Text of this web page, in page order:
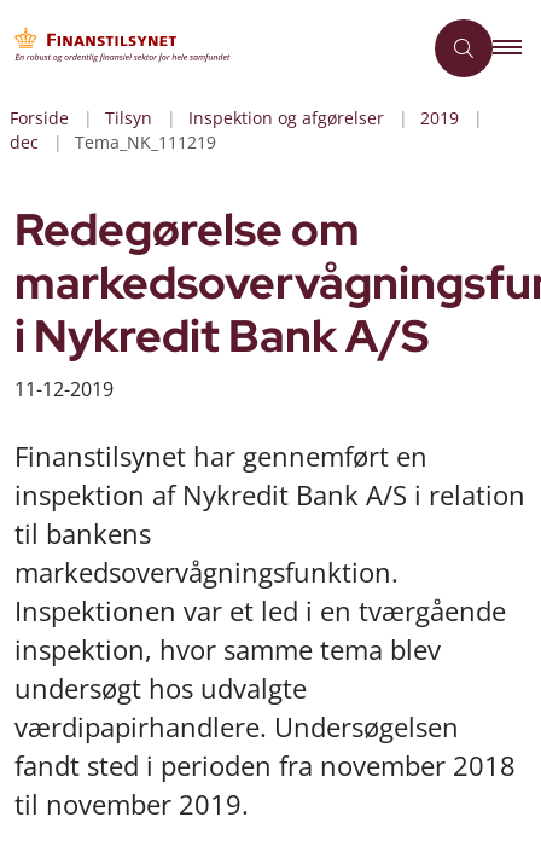
Forside Tilsyn Inspektion og afgørelser
2019
dec
Tema_NK_111219
Redegørelse om
i Nykredit Bank A/S
11-12-2019
Finanstilsynet har gennemført en
inspektion af Nykredit Bank A/S i relation
til bankens
markedsovervågningsfunktion.
Inspektionen var et led i en tværgående
inspektion, hvor samme tema blev
undersøgt hos udvalgte
værdipapirhandlere. Undersøgelsen
fandt sted i perioden fra november 2018
til november 2019.